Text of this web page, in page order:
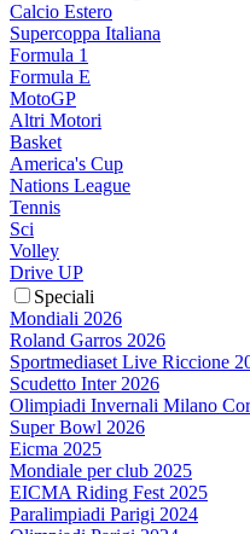
Calcio Estero
Supercoppa Italiana
Formula 1
Formula E
MotoGP
Altri Motori
Basket
America's Cup
Nations League
Tennis
Sci
Volley
Drive UP
Speciali
Mondiali 2026
Roland Garros 2026
Sportmediaset Live Riccione
Scudetto Inter 2026
Olimpiadi Invernali Milano
Super Bowl 2026
Eicma 2025
Mondiale per club 2025
EICMA Riding Fest 2025
Paralimpiadi Parigi 2024